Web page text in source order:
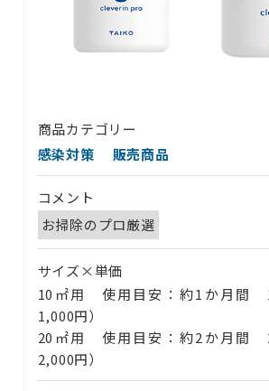
商品カテゴリー
感染対策
販売商品
コメント
お掃除のプロ厳選
サイズ×単価
10㎡用 使用目安：約1か月間
1,000円）
20㎡用 使用目安：約2か月間
2,000円）